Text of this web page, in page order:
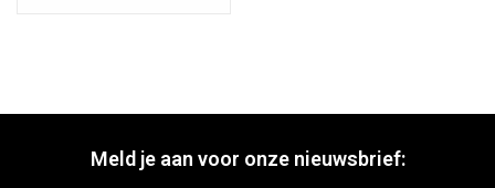
Meld je aan voor onze nieuwsbrief: